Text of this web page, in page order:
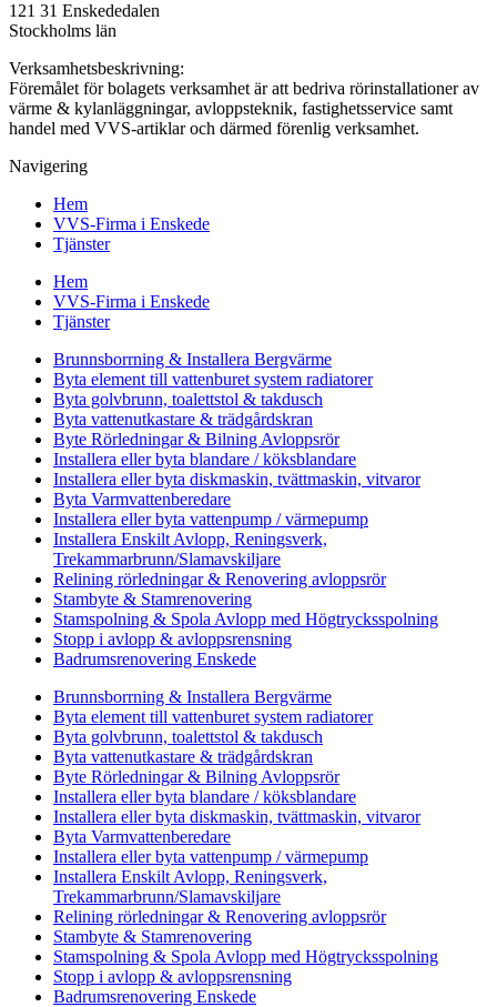
121 31 Enskededalen
Stockholms län
Verksamhetsbeskrivning:
Föremålet för bolagets verksamhet är att bedriva rörinstallationer av
värme & kylanläggningar, avloppsteknik, fastighetsservice samt
handel med VVS-artiklar och därmed förenlig verksamhet.
Navigering
Hem
VVS-Firma i Enskede
Tjänster
Hem
VVS-Firma i Enskede
Tjänster
Brunnsborrning & Installera Bergvärme
Byta element till vattenburet system radiatorer
Byta golvbrunn, toalettstol & takdusch
Byta vattenutkastare & trädgårdskran
Byte Rörledningar & Bilning Avloppsrör
Installera eller byta blandare / köksblandare
Installera eller byta diskmaskin, tvättmaskin, vitvaror
Byta Varmvattenberedare
Installera eller byta vattenpump / värmepump
Installera Enskilt Avlopp, Reningsverk,
Trekammarbrunn/Slamavskiljare
Relining rörledningar & Renovering avloppsrör
Stambyte & Stamrenovering
Stamspolning & Spola Avlopp med Högtrycksspolning
Stopp i avlopp & avloppsrensning
Badrumsrenovering Enskede
Brunnsborrning & Installera Bergvärme
Byta element till vattenburet system radiatorer
Byta golvbrunn, toalettstol & takdusch
Byta vattenutkastare & trädgårdskran
Byte Rörledningar & Bilning Avloppsrör
Installera eller byta blandare / köksblandare
Installera eller byta diskmaskin, tvättmaskin, vitvaror
Byta Varmvattenberedare
Installera eller byta vattenpump / värmepump
Installera Enskilt Avlopp, Reningsverk,
Trekammarbrunn/Slamavskiljare
Relining rörledningar & Renovering avloppsrör
Stambyte & Stamrenovering
Stamspolning & Spola Avlopp med Högtrycksspolning
Stopp i avlopp & avloppsrensning
Badrumsrenovering Enskede